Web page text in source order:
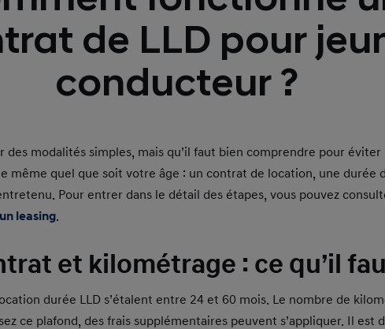
de LLD pour
conducteur ?
des modalités simples, mais qu’il faut bien comprendre pour éviter
même quel que soit votre âge : un contrat de location, une durée
Pour entrer dans le détail des étapes, vous pouvez
leasing.
et kilométrage : ce qu’il
durée LLD s’étalent entre 24 et 60 mois. Le nombre de
ce plafond, des frais supplémentaires peuvent s’appliquer. Il est